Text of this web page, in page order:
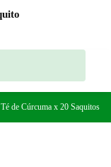
de Cúrcuma x 20 Saquitos